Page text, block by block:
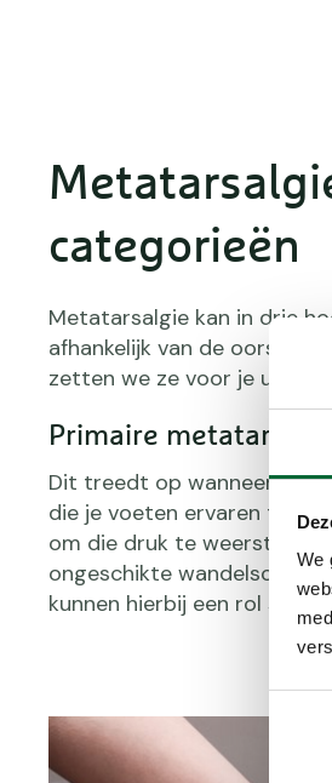
We
categorieën
Metatarsalgie kan in drie
afhankelijk van de
zetten we ze voor je uiteen.
Primaire
Dit treedt op wanneer er
die je voeten ervaren
om die druk te weerstaan.
ongeschikte
kunnen hierbij een rol